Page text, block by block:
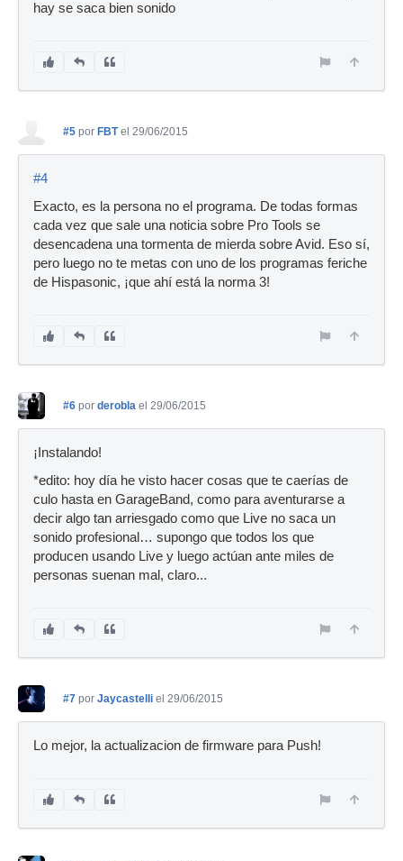
hay se saca bien sonido
#5 por FBT el 29/06/2015
#4
Exacto, es la persona no el programa. De todas formas
cada vez que sale una noticia sobre Pro Tools se
desencadena una tormenta de mierda sobre Avid. Eso sí,
pero luego no te metas con uno de los programas feriche
de Hispasonic, ¡que ahí está la norma 3!
#6 por derobla el 29/06/2015
¡Instalando!
*edito: hoy día he visto hacer cosas que te caerías de
culo hasta en GarageBand, como para aventurarse a
decir algo tan arriesgado como que Live no saca un
sonido profesional… supongo que todos los que
producen usando Live y luego actúan ante miles de
personas suenan mal, claro...
#7 por Jaycastelli el 29/06/2015
Lo mejor, la actualizacion de firmware para Push!